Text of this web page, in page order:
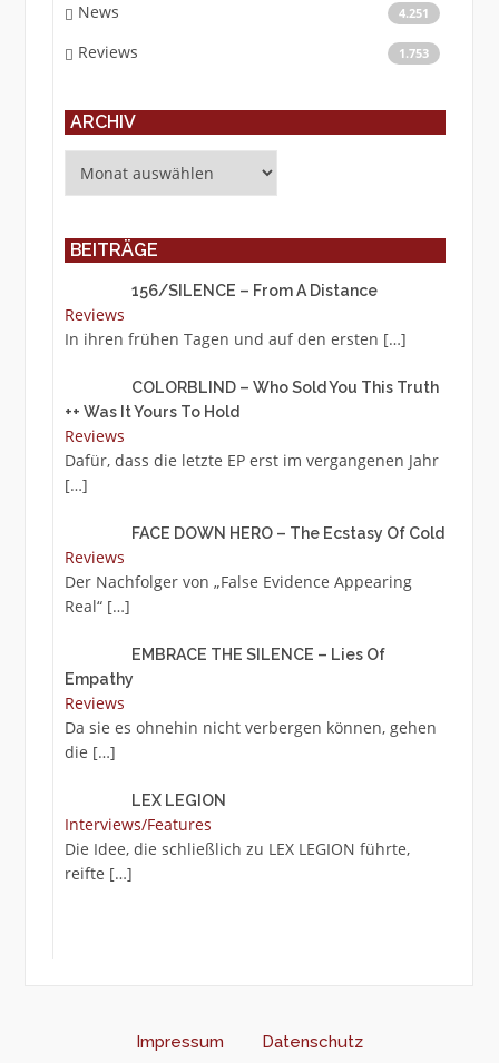
News 4.251
Reviews 1.753
ARCHIV
BEITRÄGE
156/SILENCE – From A Distance
Reviews
In ihren frühen Tagen und auf den ersten […]
COLORBLIND – Who Sold You This Truth
++ Was It Yours To Hold
Reviews
Dafür, dass die letzte EP erst im vergangenen Jahr
[…]
FACE DOWN HERO – The Ecstasy Of Cold
Reviews
Der Nachfolger von „False Evidence Appearing
Real“ […]
EMBRACE THE SILENCE – Lies Of
Empathy
Reviews
Da sie es ohnehin nicht verbergen können, gehen
die […]
LEX LEGION
Interviews/Features
Die Idee, die schließlich zu LEX LEGION führte,
reifte […]
Impressum Datenschutz